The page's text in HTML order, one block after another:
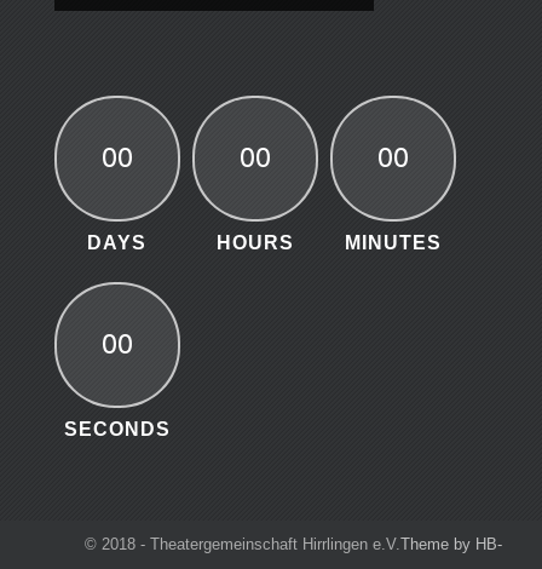
00
DAYS
00
HOURS
00
MINUTES
00
SECONDS
© 2018 - Theatergemeinschaft Hirrlingen e.V.Theme by HB-